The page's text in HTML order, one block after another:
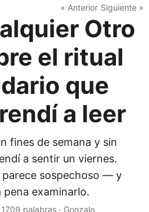
« Anterior Siguiente »
Otro
el ritual
que
a leer
fines de semana y sin
a sentir un viernes.
parece sospechoso — y
pena examinarlo.
1709 palabras · Gonzalo